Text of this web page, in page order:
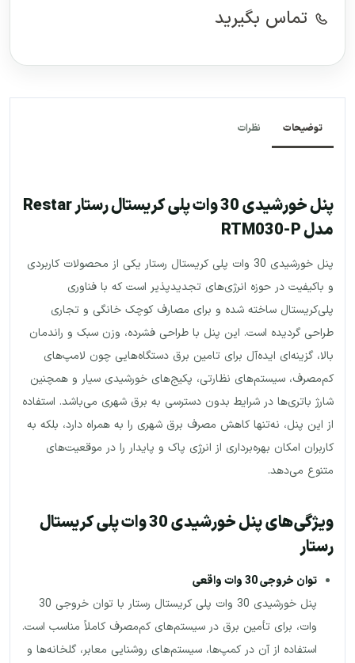
تماس بگیرید
توضیحات نظرات
پنل خورشیدی 30 وات پلی کریستال رستار Restar
مدل RTM030-P
پنل خورشیدی 30 وات پلی کریستال رستار یکی از محصولات کاربردی
و باکیفیت در حوزه انرژی‌های تجدیدپذیر است که با فناوری
پلی‌کریستال ساخته شده و برای مصارف کوچک خانگی و تجاری
طراحی گردیده است. این پنل با طراحی فشرده، وزن سبک و راندمان
بالا، گزینه‌ای ایده‌آل برای تامین برق دستگاه‌هایی چون لامپ‌های
کم‌مصرف، سیستم‌های نظارتی، پکیج‌های خورشیدی سیار و همچنین
شارژ باتری‌ها در شرایط بدون دسترسی به برق شهری می‌باشد. استفاده
از این پنل، نه‌تنها کاهش مصرف برق شهری را به همراه دارد، بلکه به
کاربران امکان بهره‌برداری از انرژی پاک و پایدار را در موقعیت‌های
متنوع می‌دهد.
ویژگی‌های پنل خورشیدی 30 وات پلی کریستال
رستار
توان خروجی 30 وات واقعی
پنل خورشیدی 30 وات پلی کریستال رستار با توان خروجی 30
وات، برای تأمین برق در سیستم‌های کم‌مصرف کاملاً مناسب است.
استفاده از آن در کمپ‌ها، سیستم‌های روشنایی معابر، گلخانه‌ها و